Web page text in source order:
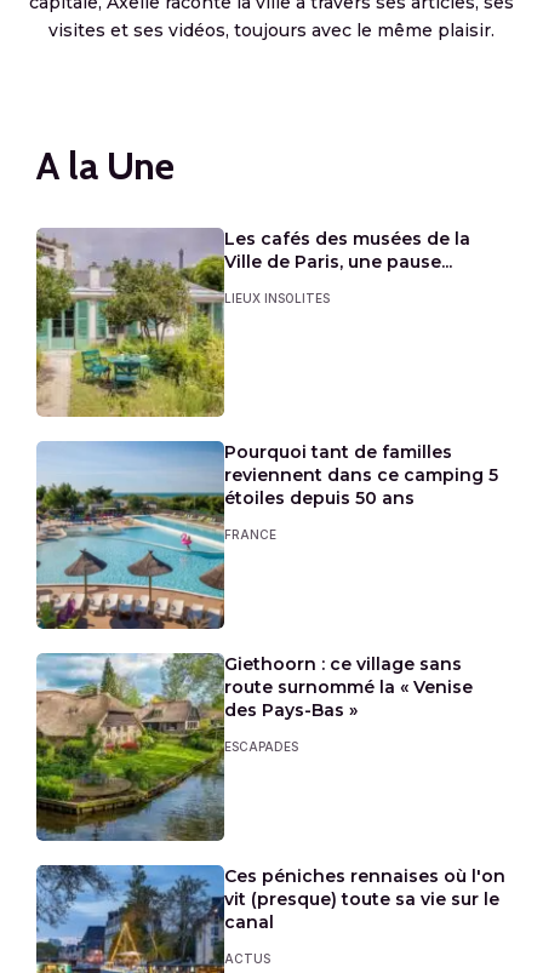
visites et ses vidéos, toujours avec le même plaisir.
A la Une
Les cafés des musées de la
Ville de Paris, une pause...
LIEUX INSOLITES
Pourquoi tant de familles
reviennent dans ce camping 5
étoiles depuis 50 ans
FRANCE
Giethoorn : ce village sans
route surnommé la « Venise
des Pays-Bas »
ESCAPADES
Ces péniches rennaises où l'on
vit (presque) toute sa vie sur le
canal
ACTUS